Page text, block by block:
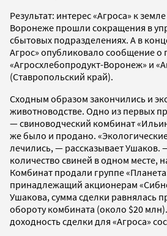
Результат: интерес «Агроса» к
Воронеже прошли сокращения в
сбытовых подразделениях. А в
Агрос» опубликовало сообщение
«Агросхлебопродукт-Воронеж» и
(Ставропольский край).
Сходным образом закончились и
животноводстве. Одно из первых
— свиноводческий комбинат
же было и продано.
лечились, — рассказывает Ушаков.
количество свиней в одном месте,
Комбинат продали группе
принадлежащий акционерам
Ушакова, сумма сделки равнялась
обороту комбината (около $20
доходность сделки для «Агроса»